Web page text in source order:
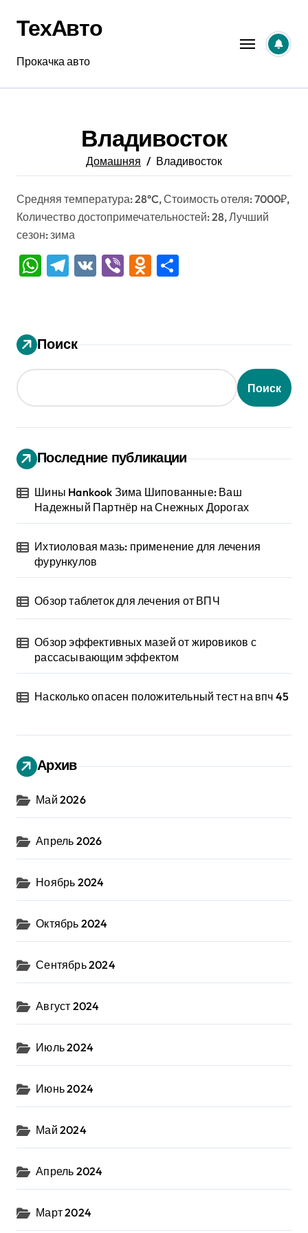
содержанию
ТехАвто
Прокачка авто
Владивосток
Домашняя Владивосток
Средняя температура: 28°C, Стоимость отеля: 7000₽,
Количество достопримечательностей: 28, Лучший
сезон: зима
WhatsApp
Telegram
VK ViberOdnoklassniki
Поиск
Поиск
Последние публикации
Шины Hankook Зима Шипованные: Ваш
Надежный Партнёр на Снежных Дорогах
Ихтиоловая мазь: применение для лечения
фурункулов
Обзор таблеток для лечения от ВПЧ
Обзор эффективных мазей от жировиков с
рассасывающим эффектом
Насколько опасен положительный тест на впч 45
Архив
Май 2026
Апрель 2026
Ноябрь 2024
Октябрь 2024
Сентябрь 2024
Август 2024
Июль 2024
Июнь 2024
Май 2024
Апрель 2024
Март 2024